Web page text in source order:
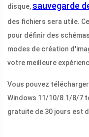
disque, sauvegarde
des fichiers sera utile.
pour définir des
modes de création
votre meilleure
Vous pouvez
Windows 11/10/8.1/8/7
gratuite de 30 jours est